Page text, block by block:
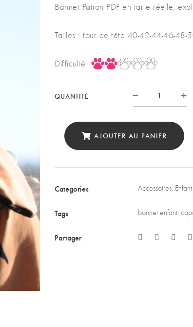
Bonnet Patron PDF en taille réelle,
Tailles : tour de tête 40-42-44-46-48-
Difficulté :
QUANTITÉ Quantité
AJOUTER AU PANIER
Categories Accessoires, Enfant
Tags bonnet enfant,
Partager